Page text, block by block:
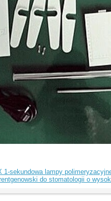
1-sekundowa lampy
do stomatologii o